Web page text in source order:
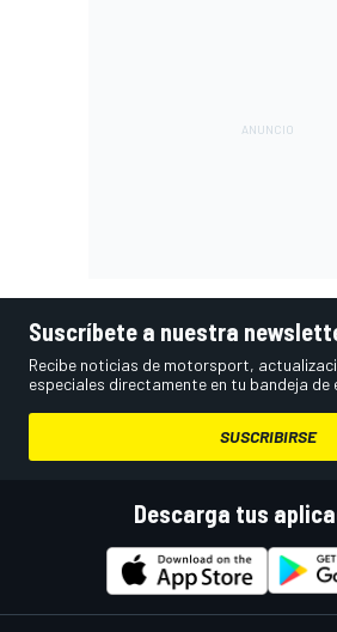
Suscríbete a nuestra
Recibe noticias de motorsport,
especiales directamente en tu bandeja de
SUSCRIBIRSE
Descarga tus